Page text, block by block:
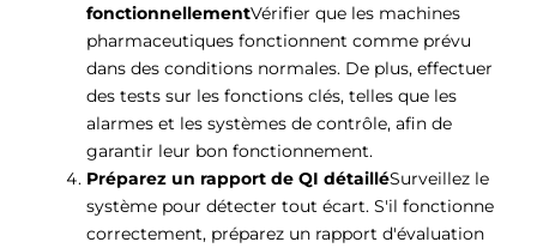
fonctionnellementVérifier que les machines
pharmaceutiques fonctionnent comme prévu
dans des conditions normales. De plus, effectuer
des tests sur les fonctions clés, telles que les
alarmes et les systèmes de contrôle, afin de
garantir leur bon fonctionnement.
Préparez un rapport de QI détailléSurveillez le
système pour détecter tout écart. S'il fonctionne
correctement, préparez un rapport d'évaluation